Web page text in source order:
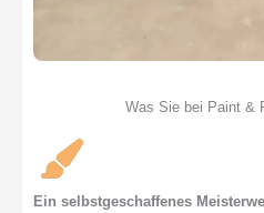
Was Sie bei Paint &
Ein selbstgeschaffenes